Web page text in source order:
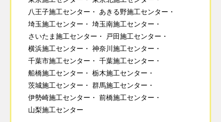
八王子施工センター
あきる野施工センター
埼玉施工センター
埼玉南施工センター
さいたま施工センター
戸田施工センター
横浜施工センター
神奈川施工センター
千葉市施工センター
千葉施工センター
船橋施工センター
栃木施工センター
茨城施工センター
群馬施工センター
伊勢崎施工センター
前橋施工センター
山梨施工センター